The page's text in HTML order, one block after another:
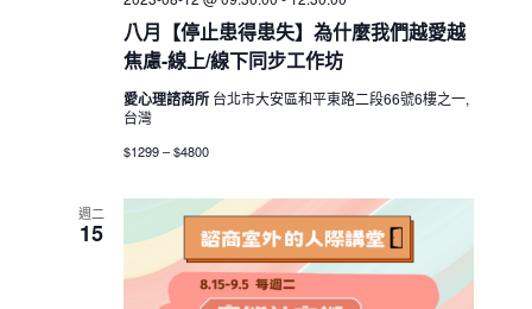
g
t
n
八月【停止患得患失】為什麼我們越愛越
焦慮-線上/線下同步工作坊
愛心理諮商所 台北市大安區和平東路二段66號6樓之一,
台灣
$1299 – $4800
週二
15